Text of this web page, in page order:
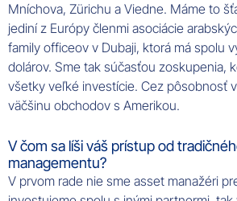
Mníchova, Zürichu a Viedne. Máme to
jediní z Európy členmi asociácie
family officeov v Dubaji, ktorá má spolu
dolárov. Sme tak súčasťou zoskupenia,
všetky veľké investície. Cez pôsobnosť
väčšinu obchodov s Amerikou.
V čom sa líši váš prístup od
managementu?
V prvom rade nie sme asset manažéri